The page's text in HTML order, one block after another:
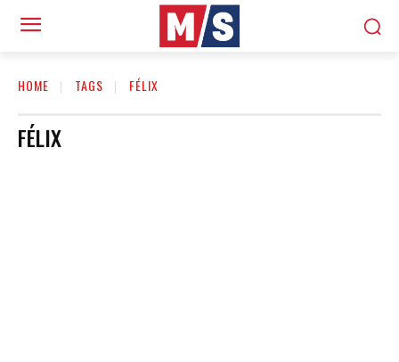
HOME TAGS FÉLIX
FÉLIX